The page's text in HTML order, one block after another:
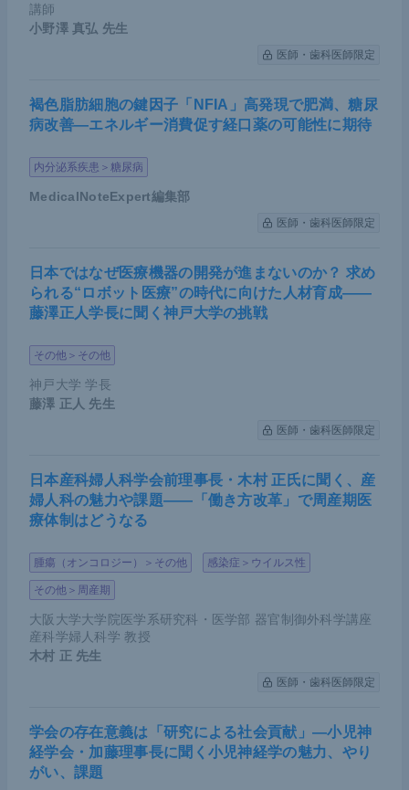
講師
小野澤 真弘 先生
医師・歯科医師限定
褐色脂肪細胞の鍵因子「NFIA」高発現で肥満、糖尿
病改善―エネルギー消費促す経口薬の可能性に期待
内分泌系疾患＞糖尿病
MedicalNoteExpert編集部
医師・歯科医師限定
日本ではなぜ医療機器の開発が進まないのか？ 求め
られる“ロボット医療”の時代に向けた人材育成――
藤澤正人学長に聞く神戸大学の挑戦
その他＞その他
神戸大学 学長
藤澤 正人 先生
医師・歯科医師限定
日本産科婦人科学会前理事長・木村 正氏に聞く、産
婦人科の魅力や課題――「働き方改革」で周産期医
療体制はどうなる
腫瘍（オンコロジー）＞その他 感染症＞ウイルス性
その他＞周産期
大阪大学大学院医学系研究科・医学部 器官制御外科学講座
産科学婦人科学 教授
木村 正 先生
医師・歯科医師限定
学会の存在意義は「研究による社会貢献」―小児神
経学会・加藤理事長に聞く小児神経学の魅力、やり
がい、課題